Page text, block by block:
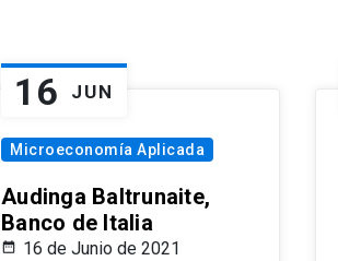
16 JUN
Microeconomía Aplicada
Audinga Baltrunaite,
Banco de Italia
16 de Junio de 2021